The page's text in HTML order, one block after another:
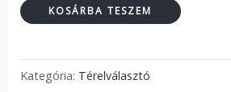
KOSÁRBA TESZEM
Kategória: Térelválasztó